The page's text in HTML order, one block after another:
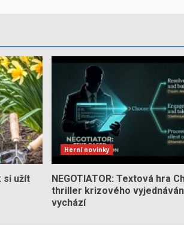
si užít
Herní novinky
NEGOTIATOR: Textová hra
thriller krizového
vychází